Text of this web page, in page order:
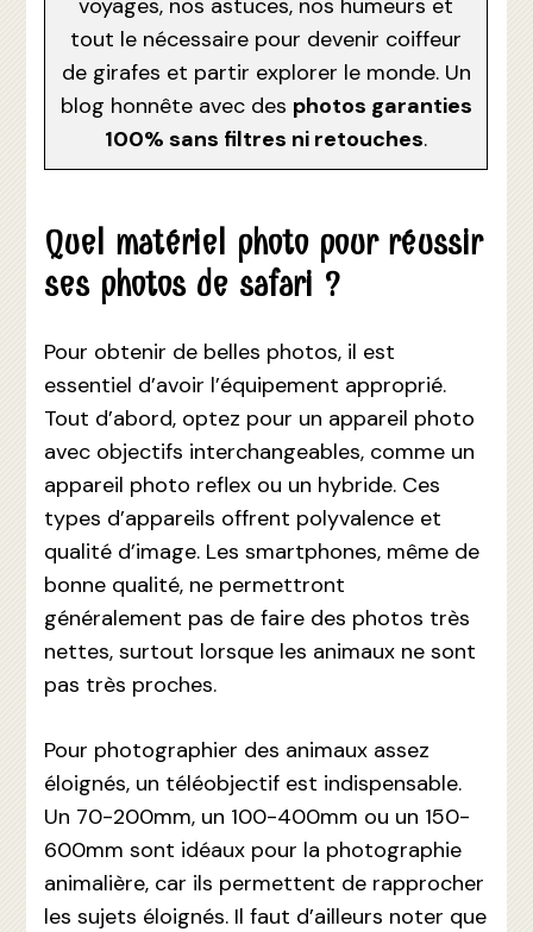
voyages, nos astuces, nos humeurs et
tout le nécessaire pour devenir coiffeur
de girafes et partir explorer le monde. Un
blog honnête avec des photos garanties
100% sans filtres ni retouches.
Quel matériel photo pour réussir
ses photos de safari ?
Pour obtenir de belles photos, il est
essentiel d’avoir l’équipement approprié.
Tout d’abord, optez pour un appareil photo
avec objectifs interchangeables, comme un
appareil photo reflex ou un hybride. Ces
types d’appareils offrent polyvalence et
qualité d’image. Les smartphones, même de
bonne qualité, ne permettront
généralement pas de faire des photos très
nettes, surtout lorsque les animaux ne sont
pas très proches.
Pour photographier des animaux assez
éloignés, un téléobjectif est indispensable.
Un 70-200mm, un 100-400mm ou un 150-
600mm sont idéaux pour la photographie
animalière, car ils permettent de rapprocher
les sujets éloignés. Il faut d’ailleurs noter que